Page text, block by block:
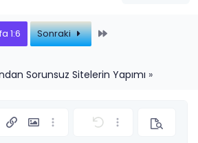
1:6 Sonraki
Sorunsuz Sitelerin Yapımı »
seçenek…
Link ekleResim ekleDaha fazla seçenek…
Geri alDaha fazlaÖnizleme